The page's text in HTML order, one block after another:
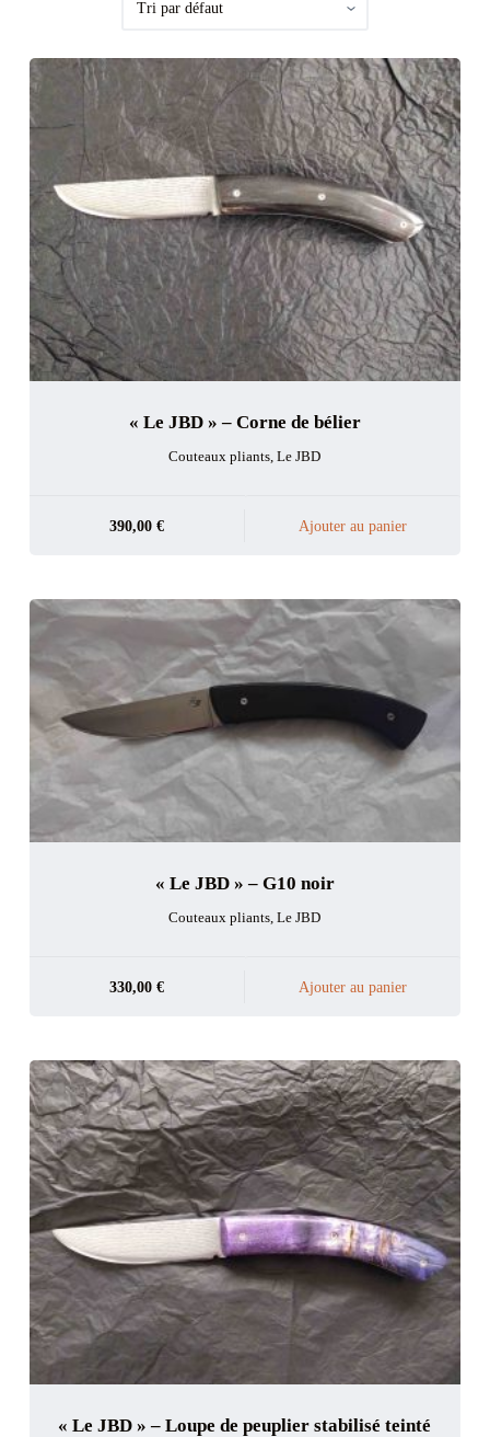
« Le JBD » – Corne de bélier
Couteaux pliants,Le JBD
390,00€ Ajouter au panier
« Le JBD » – G10 noir
Couteaux pliants,Le JBD
330,00€ Ajouter au panier
« Le JBD » – Loupe de peuplier stabilisé teinté